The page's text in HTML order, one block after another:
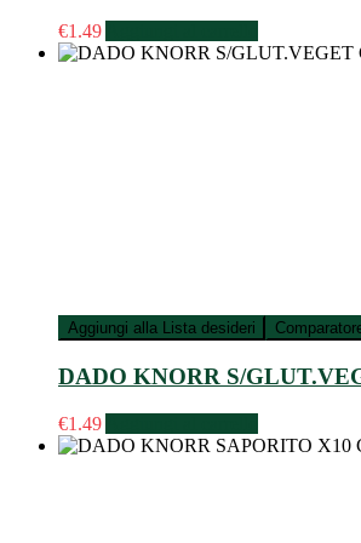
€1.49
Aggiungi alla Lista desideri
DADO KNORR S/
€1.49